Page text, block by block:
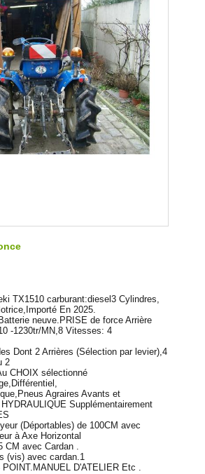
TX1510 carburant:diesel3 Cylindres,
En 2025.
neuve.PRISE de force Arrière
-1230tr/MN,8 Vitesses: 4
Dont 2 Arrières (Sélection par levier),4
2
CHOIX sélectionné
Agraires Avants et
Supplémentairement
(Déportables) de 100CM avec
à Axe Horizontal
CM avec Cardan .
(vis) avec cardan.1
POINT.MANUEL D'ATELIER Etc .